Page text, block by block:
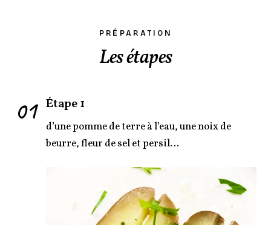
PRÉPARATION
Les étapes
01 Étape 1
d’une pomme de terre à l’eau, une noix de
beurre, fleur de sel et persil…